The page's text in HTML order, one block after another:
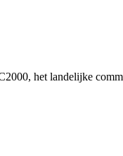
het landelijke